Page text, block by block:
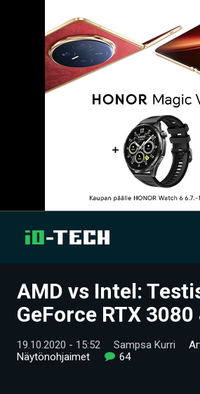
UUTISET
VIDEOT
AMD vs Intel:
GeForce RTX
19.10.2020 - 15:52 Sampsa Kurri
Näytönohjaimet
64